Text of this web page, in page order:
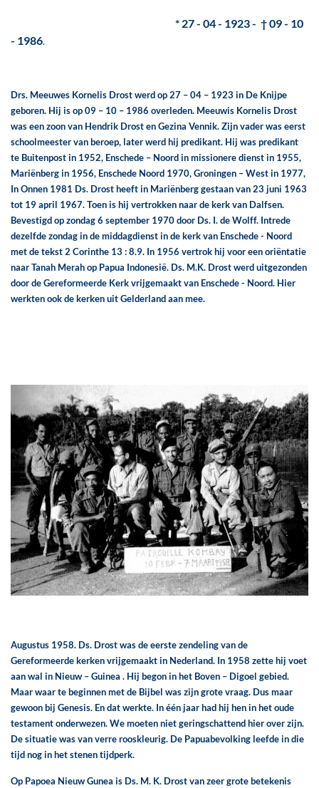
* 27 - 04 - 1923 - † 09 - 10
- 1986.
Drs. Meeuwes Kornelis Drost werd op 27 – 04 – 1923 in De Knijpe
geboren. Hij is op 09 – 10 – 1986 overleden. Meeuwis Kornelis Drost
was een zoon van Hendrik Drost en Gezina Vennik. Zijn vader was eerst
schoolmeester van beroep, later werd hij predikant. Hij was predikant
te Buitenpost in 1952, Enschede – Noord in missionere dienst in 1955,
Mariënberg in 1956, Enschede Noord 1970, Groningen – West in 1977,
In Onnen 1981 Ds. Drost heeft in Mariënberg gestaan van 23 juni 1963
tot 19 april 1967. Toen is hij vertrokken naar de kerk van Dalfsen.
Bevestigd op zondag 6 september 1970 door Ds. I. de Wolff. Intrede
dezelfde zondag in de middagdienst in de kerk van Enschede - Noord
met de tekst 2 Corinthe 13 : 8.9. In 1956 vertrok hij voor een oriëntatie
naar Tanah Merah op Papua Indonesië. Ds. M.K. Drost werd uitgezonden
door de Gereformeerde Kerk vrijgemaakt van Enschede - Noord. Hier
werkten ook de kerken uit Gelderland aan mee.
Augustus 1958. Ds. Drost was de eerste zendeling van de
Gereformeerde kerken vrijgemaakt in Nederland. In 1958 zette hij voet
aan wal in Nieuw – Guinea . Hij begon in het Boven – Digoel gebied.
Maar waar te beginnen met de Bijbel was zijn grote vraag. Dus maar
gewoon bij Genesis. En dat werkte. In één jaar had hij hen in het oude
testament onderwezen. We moeten niet geringschattend hier over zijn.
De situatie was van verre rooskleurig. De Papuabevolking leefde in die
tijd nog in het stenen tijdperk.
Op Papoea Nieuw Gunea is Ds. M. K. Drost van zeer grote betekenis